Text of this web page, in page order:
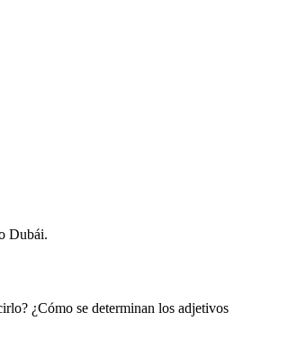
Dubái.
¿Cómo se determinan los adjetivos